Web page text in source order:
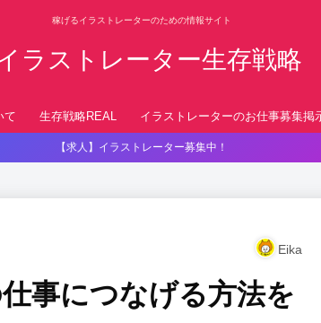
稼げるイラストレーターのための情報サイト
て 生存戦略REAL イラストレーターのお仕事募集掲
【求人】イラストレーター募集中！
Eika
事につなげる方法を